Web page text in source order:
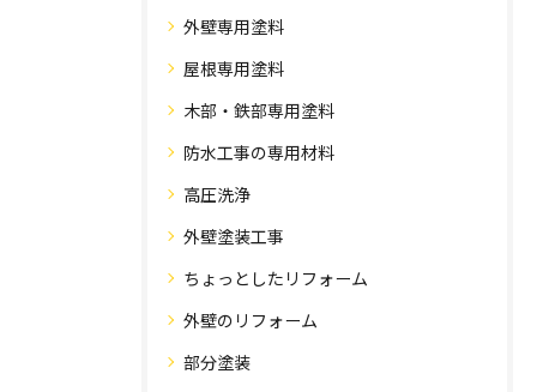
外壁専用塗料
屋根専用塗料
木部・鉄部専用塗料
防水工事の専用材料
高圧洗浄
外壁塗装工事
ちょっとしたリフォーム
外壁のリフォーム
部分塗装